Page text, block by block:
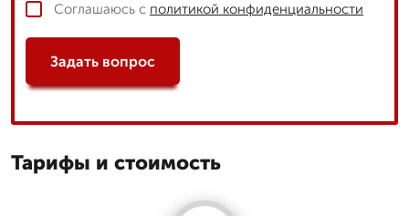
Соглашаюсь с политикой конфиденциальности
Задать вопрос
Тарифы и стоимость